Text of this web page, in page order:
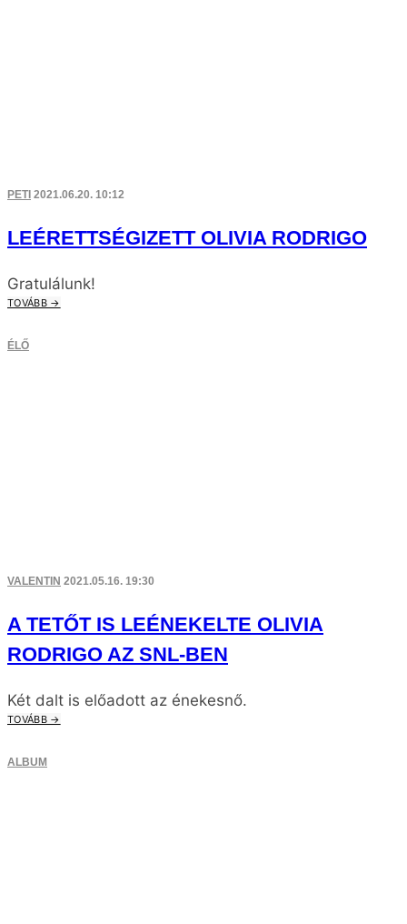
PETI 2021.06.20. 10:12
LEÉRETTSÉGIZETT OLIVIA RODRIGO
Gratulálunk!
TOVÁBB →
ÉLŐ
VALENTIN 2021.05.16. 19:30
A TETŐT IS LEÉNEKELTE OLIVIA
RODRIGO AZ SNL-BEN
Két dalt is előadott az énekesnő.
TOVÁBB →
ALBUM